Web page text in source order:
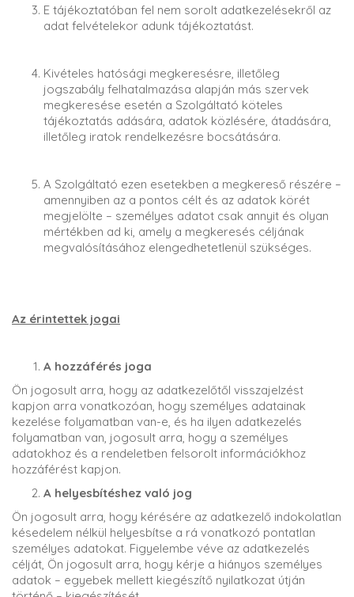
E tájékoztatóban fel nem sorolt adatkezelésekről az
adat felvételekor adunk tájékoztatást.
Kivételes hatósági megkeresésre, illetőleg
jogszabály felhatalmazása alapján más szervek
megkeresése esetén a Szolgáltató köteles
tájékoztatás adására, adatok közlésére, átadására,
illetőleg iratok rendelkezésre bocsátására.
A Szolgáltató ezen esetekben a megkereső részére –
amennyiben az a pontos célt és az adatok körét
megjelölte – személyes adatot csak annyit és olyan
mértékben ad ki, amely a megkeresés céljának
megvalósításához elengedhetetlenül szükséges.
Az érintettek jogai
A hozzáférés joga
Ön jogosult arra, hogy az adatkezelőtől visszajelzést
kapjon arra vonatkozóan, hogy személyes adatainak
kezelése folyamatban van-e, és ha ilyen adatkezelés
folyamatban van, jogosult arra, hogy a személyes
adatokhoz és a rendeletben felsorolt információkhoz
hozzáférést kapjon.
A helyesbítéshez való jog
Ön jogosult arra, hogy kérésére az adatkezelő indokolatlan
késedelem nélkül helyesbítse a rá vonatkozó pontatlan
személyes adatokat. Figyelembe véve az adatkezelés
célját, Ön jogosult arra, hogy kérje a hiányos személyes
adatok – egyebek mellett kiegészítő nyilatkozat útján